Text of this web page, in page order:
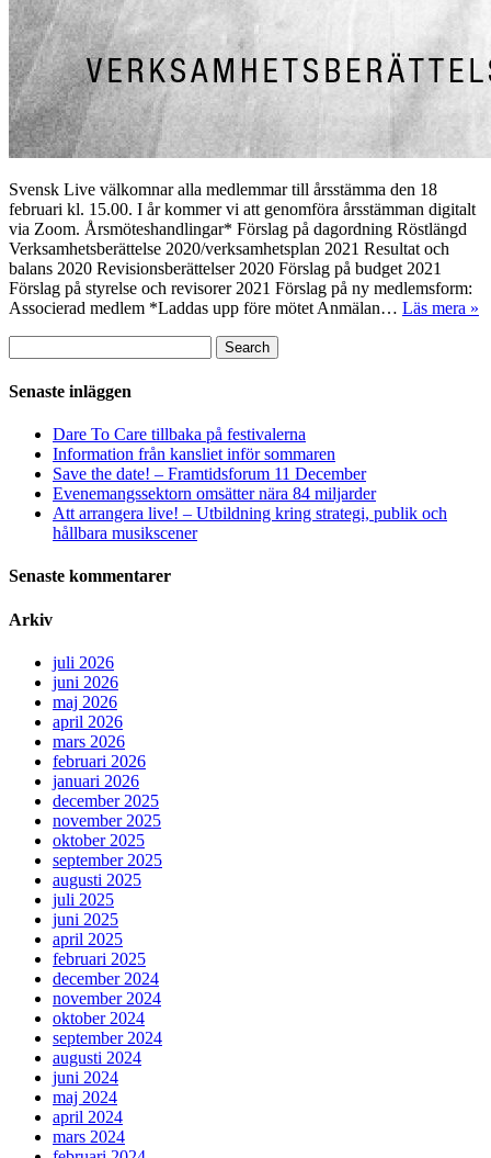
Svensk Live välkomnar alla medlemmar till årsstämma den 18
februari kl. 15.00. I år kommer vi att genomföra årsstämman digitalt
via Zoom. Årsmöteshandlingar* Förslag på dagordning Röstlängd
Verksamhetsberättelse 2020/verksamhetsplan 2021 Resultat och
balans 2020 Revisionsberättelser 2020 Förslag på budget 2021
Förslag på styrelse och revisorer 2021 Förslag på ny medlemsform:
Associerad medlem *Laddas upp före mötet Anmälan… Läs mera »
efter:
Search
Senaste inläggen
Dare To Care tillbaka på festivalerna
Information från kansliet inför sommaren
Save the date! – Framtidsforum 11 December
Evenemangssektorn omsätter nära 84 miljarder
Att arrangera live! – Utbildning kring strategi, publik och
hållbara musikscener
Senaste kommentarer
Arkiv
juli 2026
juni 2026
maj 2026
april 2026
mars 2026
februari 2026
januari 2026
december 2025
november 2025
oktober 2025
september 2025
augusti 2025
juli 2025
juni 2025
april 2025
februari 2025
december 2024
november 2024
oktober 2024
september 2024
augusti 2024
juni 2024
maj 2024
april 2024
mars 2024